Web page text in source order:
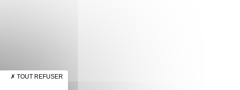
TOUT REFUSER